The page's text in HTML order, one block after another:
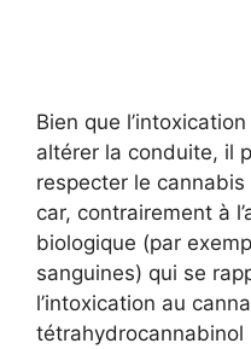
Bien que
altérer la conduite, il
respecter le
car, contrairement à
biologique (par
sanguines) qui se
l’intoxication au
tétrahydrocannabinol